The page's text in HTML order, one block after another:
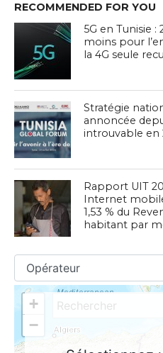
RECOMMENDED FOR YOU
5G en Tunisie
moins pour
la 4G seule
Stratégie
annoncée
introuvable en
Rapport UIT
Internet
1,53 % du
habitant par